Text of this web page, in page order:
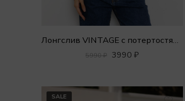
Лонгслив VINTAGE с потертостями
5990₽ 3990 ₽
SALE